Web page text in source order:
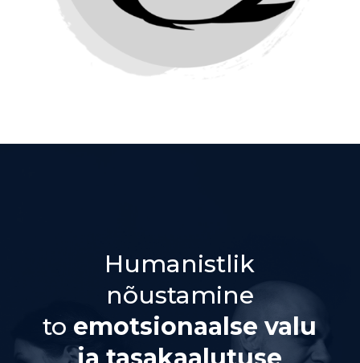
Humanistlik
nõustamine
to emotsionaalse valu